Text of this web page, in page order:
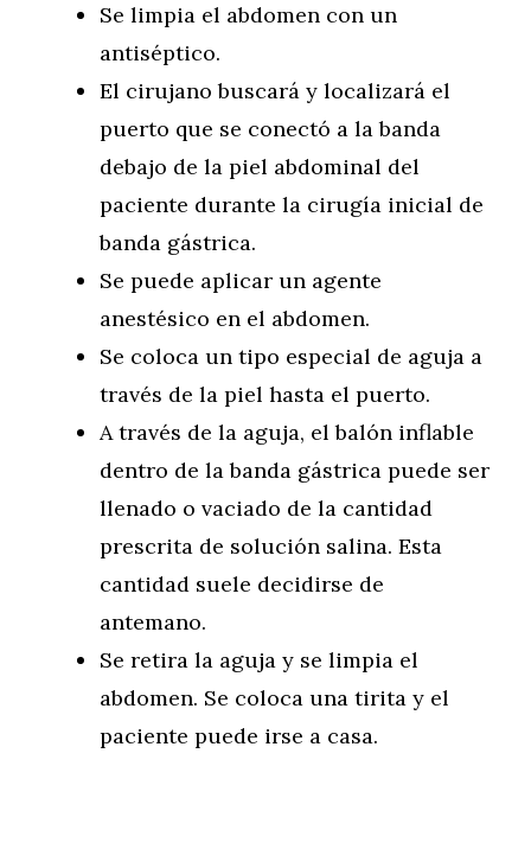
Se limpia el abdomen con un
antiséptico.
El cirujano buscará y localizará el
puerto que se conectó a la banda
debajo de la piel abdominal del
paciente durante la cirugía inicial de
banda gástrica.
Se puede aplicar un agente
anestésico en el abdomen.
Se coloca un tipo especial de aguja a
través de la piel hasta el puerto.
A través de la aguja, el balón inflable
dentro de la banda gástrica puede ser
llenado o vaciado de la cantidad
prescrita de solución salina. Esta
cantidad suele decidirse de
antemano.
Se retira la aguja y se limpia el
abdomen. Se coloca una tirita y el
paciente puede irse a casa.